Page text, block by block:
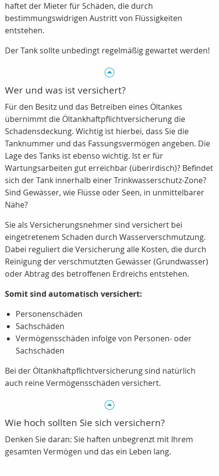
haftet der Mieter für Schäden, die durch
bestimmungswidrigen Austritt von Flüssigkeiten
entstehen.
Der Tank sollte unbedingt regelmäßig gewartet werden!
Wer und was ist versichert?
Für den Besitz und das Betreiben eines Öltankes
übernimmt die Öltankhaftpflichtversicherung die
Schadensdeckung. Wichtig ist hierbei, dass Sie die
Tanknummer und das Fassungsvermögen angeben. Die
Lage des Tanks ist ebenso wichtig. Ist er für
Wartungsarbeiten gut erreichbar (überirdisch)? Befindet
sich der Tank innerhalb einer Trinkwasserschutz-Zone?
Sind Gewässer, wie Flüsse oder Seen, in unmittelbarer
Nähe?
Sie als Versicherungsnehmer sind versichert bei
eingetretenem Schaden durch Wasserverschmutzung.
Dabei reguliert die Versicherung alle Kosten, die durch
Reinigung der verschmutzten Gewässer (Grundwasser)
oder Abtrag des betroffenen Erdreichs entstehen.
Somit sind automatisch versichert:
Personenschäden
Sachschäden
Vermögensschäden infolge von Personen- oder
Sachschäden
Bei der Öltankhaftpflichtversicherung sind natürlich
auch reine Vermögensschäden versichert.
Wie hoch sollten Sie sich versichern?
Denken Sie daran: Sie haften unbegrenzt mit Ihrem
gesamten Vermögen und das ein Leben lang.